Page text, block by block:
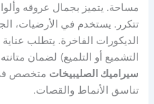
مساحة. يتميز بجمال عروقه
تتكرر. يستخدم في الأرضيات،
الديكورات الفاخرة. يتطلب
التشميع أو التلميع) لضمان
سيراميك الصليبيخات متخصص في
تناسق الأنماط والقصات.